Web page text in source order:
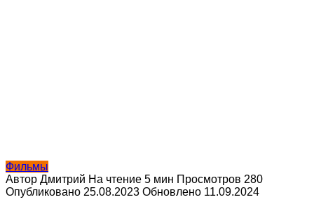
Фильмы
Автор Дмитрий На чтение 5 мин Просмотров 280
Опубликовано 25.08.2023 Обновлено 11.09.2024